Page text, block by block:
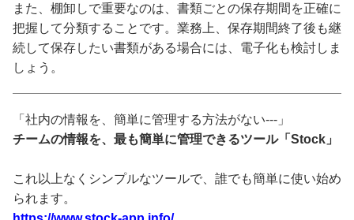
また、棚卸しで重要なのは、書類ごとの保存期間を正確に
把握して分類することです。業務上、保存期間終了後も継
続して保存したい書類がある場合には、電子化も検討しま
しょう。
「社内の情報を、簡単に管理する方法がない---」
チームの情報を、最も簡単に管理できるツール「Stock」
これ以上なくシンプルなツールで、誰でも簡単に使い始め
られます。